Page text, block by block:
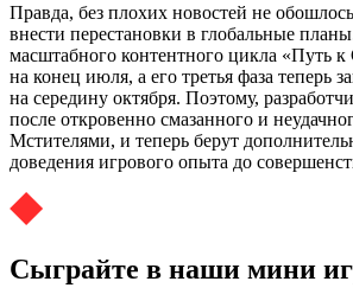
Правда, без плохих новостей не
внести перестановки в глобальные
масштабного контентного цикла «Путь
на конец июля, а его третья фаза теперь
на середину октября. Поэтому,
после откровенно смазанного и
Мстителями, и теперь берут
доведения игрового опыта до
Сыграйте в наши мини